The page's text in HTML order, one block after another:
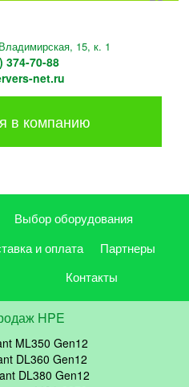
15, к. 1
374-70-88
net.ru
в компанию
Выбор оборудования
и оплата
Партнеры
Контакты
HPE
ML350 Gen12
DL360 Gen12
DL380 Gen12